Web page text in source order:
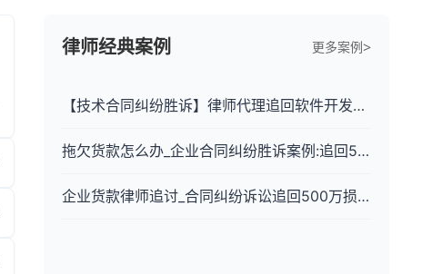
律师经典案例 更多案例
【技术合同纠纷胜诉】律师代理追回软件开发款+违约金800万
拖欠货款怎么办_企业合同纠纷胜诉案例:追回500万货款+违约金
企业货款律师追讨_合同纠纷诉讼追回500万损失案例